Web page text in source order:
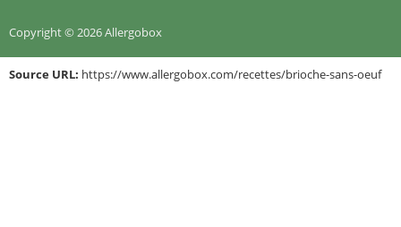
Copyright © 2026 Allergobox
Source URL: https://www.allergobox.com/recettes/brioche-sans-oeuf